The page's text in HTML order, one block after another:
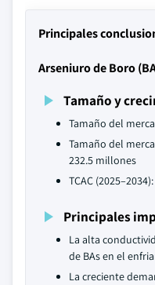
Principales
Arseniuro de Boro
Tamaño y
Tamaño del
Tamaño del
232.5 millones
TCAC
Principales
La alta
de BAs en el
La creciente